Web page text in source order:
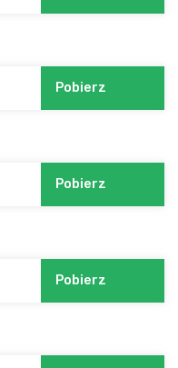
Pobierz
Pobierz
Pobierz